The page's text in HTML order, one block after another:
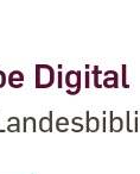
Digital